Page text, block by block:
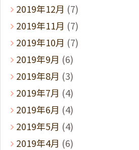
2019年12月 (7)
2019年11月 (7)
2019年10月 (7)
2019年9月 (6)
2019年8月 (3)
2019年7月 (4)
2019年6月 (4)
2019年5月 (4)
2019年4月 (6)